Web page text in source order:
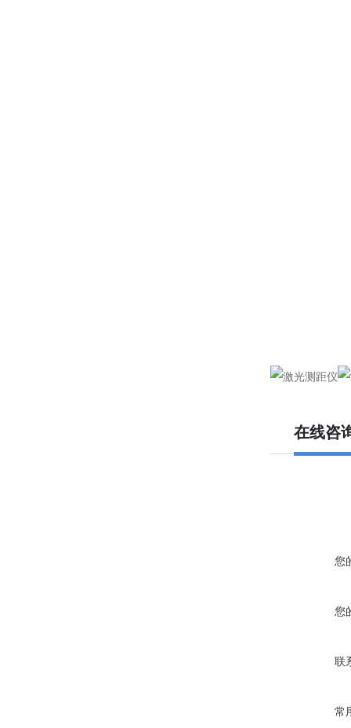
在线咨
您
您
联
常